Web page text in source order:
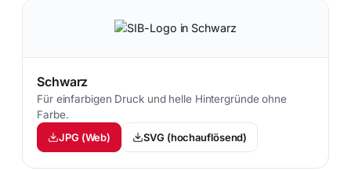
Schwarz
Für einfarbigen Druck und helle Hintergründe ohne
Farbe.
JPG (Web)
SVG (hochauflösend)